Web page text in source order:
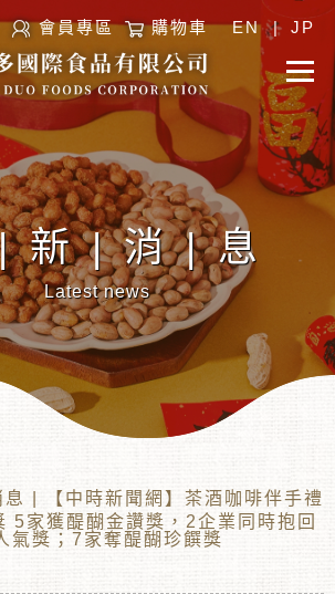
會員專區 購物車 EN | JP
新|消|息
Latest news
息
| 【中時新聞網】茶酒咖啡伴手禮
5家獲醍醐金讚獎，2企業同時抱回
氣獎；7家奪醍醐珍饌獎